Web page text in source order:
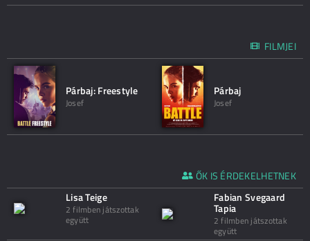
FILMJEI
Párbaj: Freestyle
Josef
Párbaj
Josef
ŐK IS ÉRDEKELHETNEK
Lisa Teige
2 filmben játszottak
együtt
Fabian Svegaard
Tapia
2 filmben játszottak
együtt